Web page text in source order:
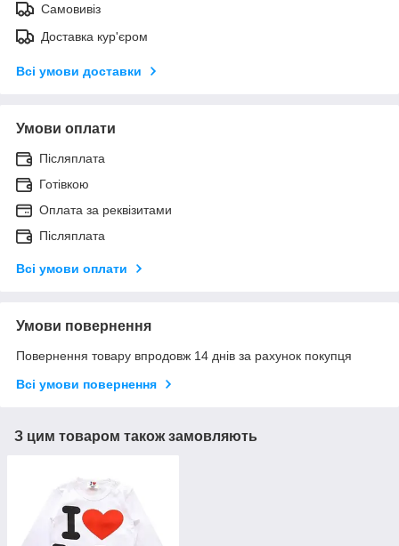
Самовивіз
Доставка кур'єром
Всі умови доставки
Умови оплати
Післяплата
Готівкою
Оплата за реквізитами
Післяплата
Всі умови оплати
Умови повернення
Повернення товару впродовж 14 днів за рахунок покупця
Всі умови повернення
З цим товаром також замовляють